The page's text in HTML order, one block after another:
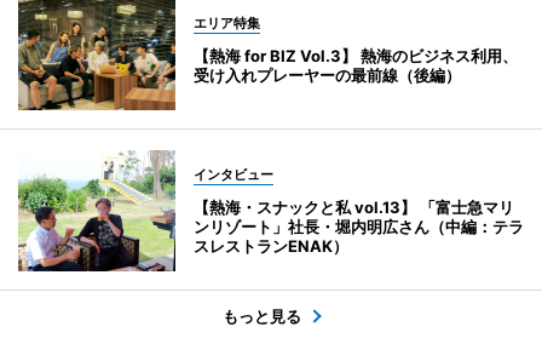
エリア特集
【熱海 for BIZ Vol.3】 熱海のビジネス利用、
受け入れプレーヤーの最前線（後編）
インタビュー
【熱海・スナックと私 vol.13】 「富士急マリ
ンリゾート」社長・堀内明広さん（中編：テラ
スレストランENAK）
もっと見る